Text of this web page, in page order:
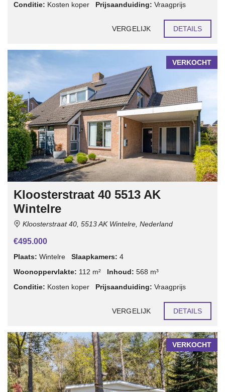
Conditie: Kosten koper Prijsaanduiding: Vraagprijs
VERGELIJK DETAILS
VERKOCHT
Kloosterstraat 40 5513 AK
Wintelre
Kloosterstraat 40, 5513 AK Wintelre, Nederland
€495.000
Plaats: Wintelre Slaapkamers: 4
Woonoppervlakte: 112 m² Inhoud: 568 m³
Conditie: Kosten koper Prijsaanduiding: Vraagprijs
VERGELIJK DETAILS
VERKOCHT